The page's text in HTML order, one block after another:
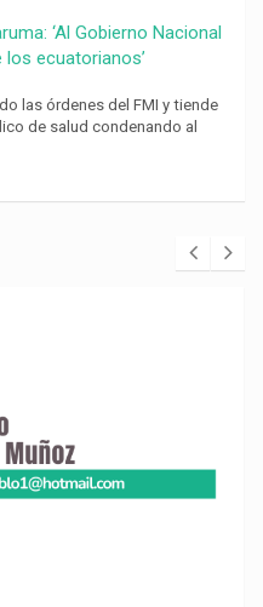
‘Al Gobierno Nacional
ecuatorianos’
las órdenes del FMI y tiende
de salud condenando al